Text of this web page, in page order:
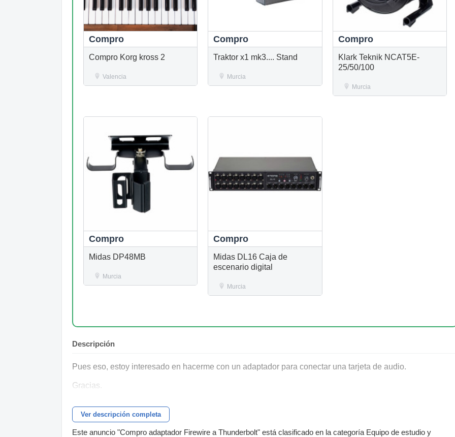
Compro
Compro Korg kross 2
Valencia
Compro
Traktor x1 mk3.... Stand
Murcia
Compro
Klark Teknik NCAT5E-
25/50/100
Murcia
Compro
Midas DP48MB
Murcia
Compro
Midas DL16 Caja de
escenario digital
Murcia
Descripción
Pues eso, estoy interesado en hacerme con un adaptador para conectar una tarjeta de audio.
Gracias.
Ver descripción completa
Este anuncio "Compro adaptador Firewire a Thunderbolt" está clasificado en la categoría Equipo de estudio y